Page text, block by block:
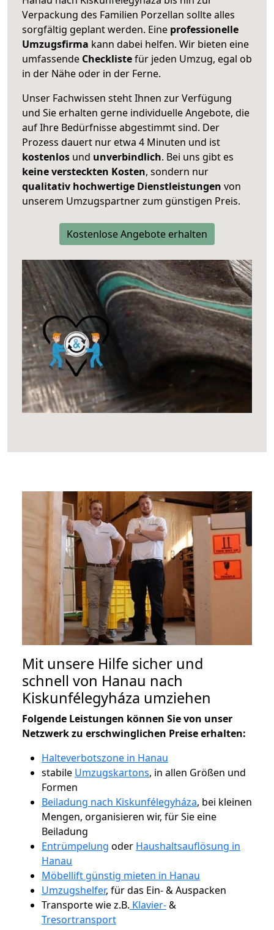
Verpackung des Familien Porzellan sollte alles
sorgfältig geplant werden. Eine professionelle
Umzugsfirma kann dabei helfen. Wir bieten eine
umfassende Checklistefür jeden Umzug, egal ob
in der Nähe oder in der Ferne.
Unser Fachwissen steht Ihnen zur Verfügung
und Sie erhalten gerne individuelle Angebote, die
auf Ihre Bedürfnisse abgestimmt sind. Der
Prozess dauert nur etwa 4 Minuten und ist
kostenlos und unverbindlich. Bei uns gibt es
keine versteckten Kosten, sondern nur
qualitativ hochwertige Dienstleistungen von
unserem Umzugspartner zum günstigen Preis.
Kostenlose Angebote erhalten
Mit unsere Hilfe sicher und
schnell von Hanau nach
Kiskunfélegyháza umziehen
Folgende Leistungen können Sie von unser
Netzwerk zu erschwinglichen Preise erhalten:
Halteverbotszone in Hanau
stabile Umzugskartons, in allen Größen und
Formen
Beiladung nach Kiskunfélegyháza, bei kleinen
Mengen, organisieren wir, für Sie eine
Beiladung
Entrümpelung oder Haushaltsauflösung in
Hanau
Möbellift günstig mieten in Hanau
Umzugshelfer, für das Ein- & Auspacken
Transporte wie z.B. Klavier-&
Tresortransport